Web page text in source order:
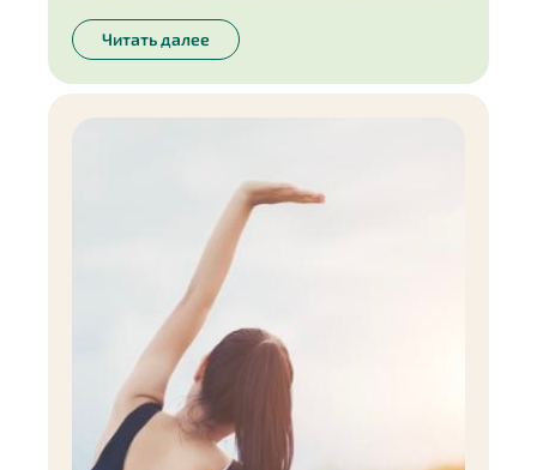
килограмм этого косметического средства!
Читать далее